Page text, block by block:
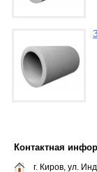
Контактная
г. Киров, ул.